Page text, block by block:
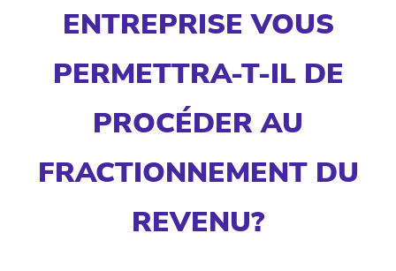
ENTREPRISE VOUS
PERMETTRA-T-IL DE
PROCÉDER AU
FRACTIONNEMENT DU
REVENU?